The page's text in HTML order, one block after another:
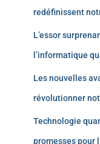
redéfinissent
L’essor
l’informatique
Les nouvelles
révolutionner
Technologie
promesses pour